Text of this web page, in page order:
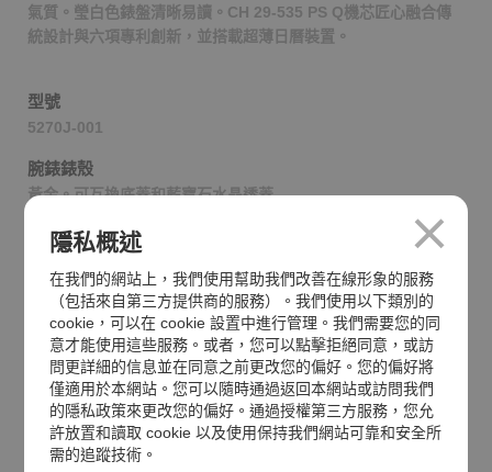
氣質。瑩白色錶盤清晰易讀。CH 29-535 PS Q機芯匠心融合傳
統設計與六項專利創新，並搭載超薄日曆裝置。
型號
5270J-001
腕錶錶殼
黃金。可互換底蓋和藍寶石水晶透蓋
防水功能
機芯
手動上弦機械機芯
動力儲備
至少55小時-最多65小時
錶帶
方形鱗紋鱷魚皮，手工縫製，啞光巧克力棕色。折疊式表扣。
隱私概述
在我們的網站上，我們使用幫助我們改善在線形象的服務
（包括來自第三方提供商的服務）。我們使用以下類別的
cookie，可以在 cookie 設置中進行管理。我們需要您的同
意才能使用這些服務。或者，您可以點擊拒絕同意，或訪
問更詳細的信息並在同意之前更改您的偏好。您的偏好將
僅適用於本網站。您可以隨時通過返回本網站或訪問我們
的隱私政策來更改您的偏好。通過授權第三方服務，您允
許放置和讀取 cookie 以及使用保持我們網站可靠和安全所
需的追蹤技術。